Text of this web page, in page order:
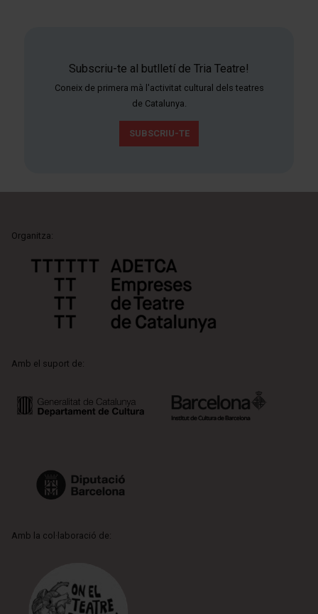
Subscriu-te al butlletí de Tria Teatre!
Coneix de primera mà l'activitat cultural dels teatres
de Catalunya.
SUBSCRIU-TE
Organitza:
Amb el suport de:
Amb la col·laboració de: